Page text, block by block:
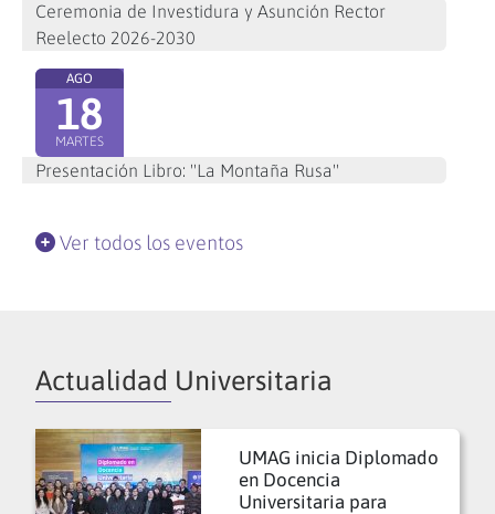
Ceremonia de Investidura y Asunción Rector
Reelecto 2026-2030
AGO
18
MARTES
Presentación Libro: "La Montaña Rusa"
Ver todos los eventos
Actualidad Universitaria
UMAG inicia Diplomado
en Docencia
Universitaria para